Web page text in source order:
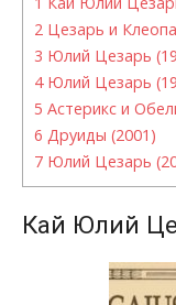
2 Цезарь и
3 Юлий Цезарь
4Юлий Цезарь
5 Астерикс и
6 Друиды (2001)
7 Юлий Цезарь
Кай Юлий